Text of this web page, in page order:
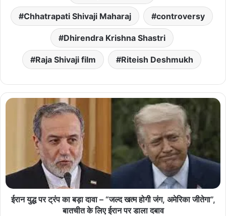
Chhatrapati Shivaji Maharaj controversy
Dhirendra Krishna Shastri
Raja Shivaji film Riteish Deshmukh
ईरान युद्ध पर ट्रंप का बड़ा दावा – “जल्द खत्म होगी जंग, अमेरिका जीतेगा”,
बातचीत के लिए ईरान पर डाला दबाव